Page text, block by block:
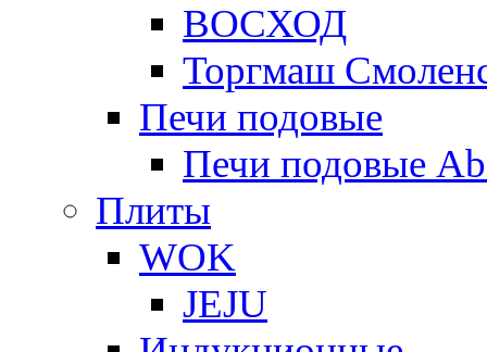
ВОСХОД
Торгмаш
Печи подовые
Печи подовые
Плиты
WOK
JEJU